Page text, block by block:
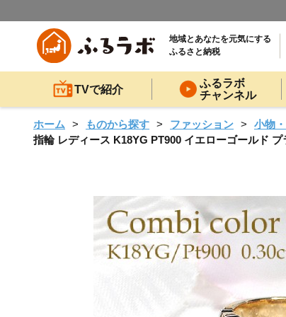
地域とあなたを元気にする
ふるさと納税
TVで紹介
ふるラボ
チャンネル
ホーム ものから探す ファッション
小物
指輪 レディース K18YG PT900 イエローゴールド